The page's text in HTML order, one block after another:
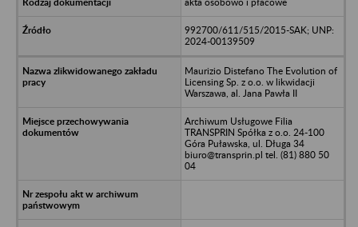
992700/611/515/2015-SAK; UNP:
2024-00139509
Maurizio Distefano The Evolution of
Licensing Sp. z o.o. w likwidacji
Warszawa, al. Jana Pawła II
Archiwum Usługowe Filia
TRANSPRIN Spółka z o.o. 24-100
Góra Puławska, ul. Długa 34
biuro@transprin.pl tel. (81) 880 50
04